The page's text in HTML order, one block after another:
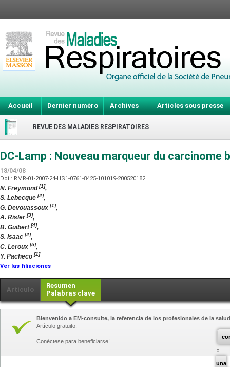
Accueil Dernier numéro Archives Articles sous presse
REVUE DES MALADIES RESPIRATOIRES
DC-Lamp : Nouveau marqueur du
18/04/08
Doi : RMR-01-2007-24-HS1-0761-8425-101019-200520182
N. Freymond[1],
S. Lebecque [2],
G. Devouassoux [1],
A. Risler[3],
B. Guibert[4],
S. Isaac [2],
C. Leroux [5],
Y. Pacheco [1]
Ver las filiaciones
Artículo
Resumen
Palabras clave
una
Bienvenido a EM-consulte, la referencia de los profesionales de la
Artículo gratuito.
Conéctese para beneficiarse!